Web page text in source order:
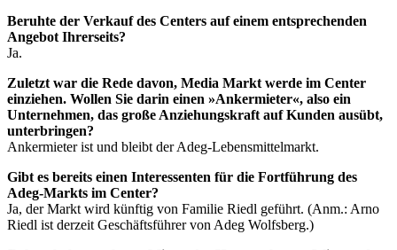
Beruhte der Verkauf des Centers auf einem entsprechenden
Angebot Ihrerseits?
Ja.
Zuletzt war die Rede davon, Media Markt werde im Center
einziehen. Wollen Sie darin einen »Ankermieter«, also ein
Unternehmen, das große Anziehungskraft auf Kunden ausübt,
unterbringen?
Ankermieter ist und bleibt der Adeg-Lebensmittelmarkt.
Gibt es bereits einen Interessenten für die Fortführung des
Adeg-Markts im Center?
Ja, der Markt wird künftig von Familie Riedl geführt. (Anm.: Arno
Riedl ist derzeit Geschäftsführer von Adeg Wolfsberg.)